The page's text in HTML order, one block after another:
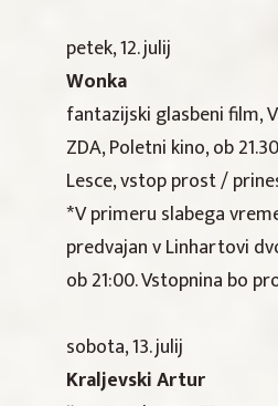
petek, 12. julij
Wonka
fantazijski glasbeni film,
ZDA, Poletni kino, ob
Lesce, vstop prost /
*V primeru slabega
predvajan v Linhartovi
ob 21:00. Vstopnina bo
sobota, 13. julij
Kraljevski Artur